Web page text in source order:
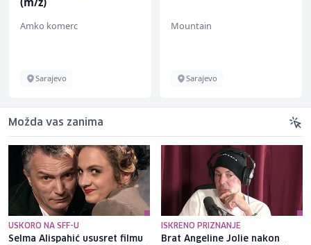
Mountain
Sarajevo
Amko komerc
Fojnica
Možda vas zanima
USKORO NA SFF-U
Selma Alispahić ususret filmu
ISKRENO PRIZNANJE
Brat Angeline Jolie nakon